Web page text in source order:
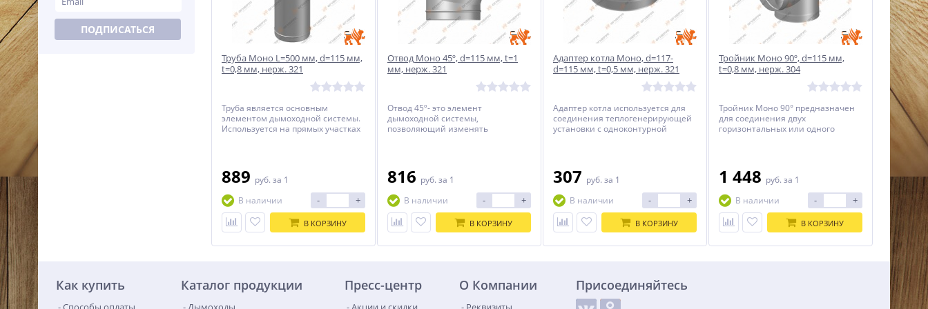
ПОДПИСАТЬСЯ
Труба Моно L=500 мм, d=115 мм,
t=0,8 мм, нерж. 321
Труба является основным
элементом дымоходной системы.
Используется на прямых участках
889 руб. за 1
В наличии
- +
В КОРЗИНУ
Отвод Моно 45º, d=115 мм, t=1
мм, нерж. 321
Отвод 45º- это элемент
дымоходной системы,
позволяющий изменять
дымоход в нужном направлении.
Выполняется из цилиндрических
секторов, соединенных под
определенным углом.
816 руб. за 1
В наличии
- +
В КОРЗИНУ
Адаптер котла Моно, d=117-
d=115 мм, t=0,5 мм, нерж. 321
Адаптер котла используется для
соединения теплогенерирующей
установки с одноконтурной
307 руб. за 1
В наличии
- +
В КОРЗИНУ
Тройник Моно 90º, d=115 мм,
t=0,8 мм, нерж. 304
Тройник Моно 90° предназначен
для соединения двух
горизонтальных или одного
1 448 руб. за 1
В наличии
- +
В КОРЗИНУ
Как купить Каталог продукции Пресс-центр О Компании Присоединяйтесь